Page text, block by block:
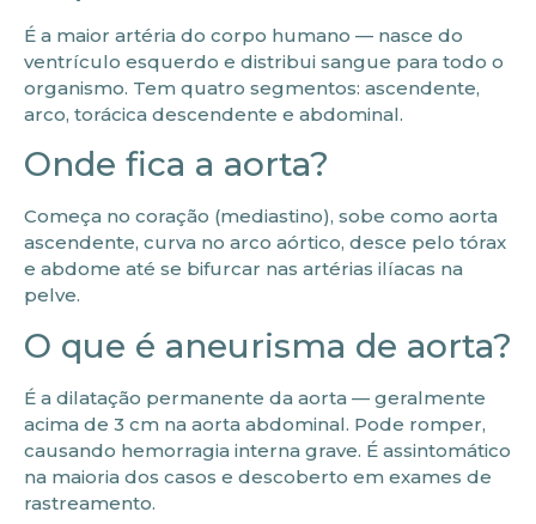
É a maior artéria do corpo humano — nasce do
ventrículo esquerdo e distribui sangue para todo o
organismo. Tem quatro segmentos: ascendente,
arco, torácica descendente e abdominal.
Onde fica a aorta?
Começa no coração (mediastino), sobe como aorta
ascendente, curva no arco aórtico, desce pelo tórax
e abdome até se bifurcar nas artérias ilíacas na
pelve.
O que é aneurisma de aorta?
É a dilatação permanente da aorta — geralmente
acima de 3 cm na aorta abdominal. Pode romper,
causando hemorragia interna grave. É assintomático
na maioria dos casos e descoberto em exames de
rastreamento.